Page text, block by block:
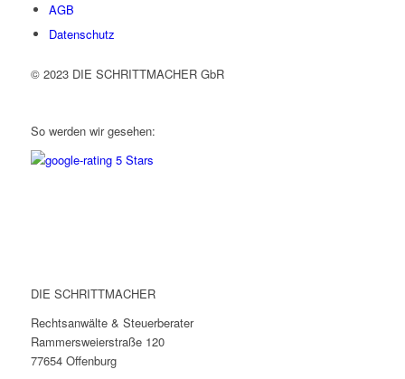
AGB
Datenschutz
© 2023 DIE SCHRITTMACHER GbR
So werden wir gesehen:
DIE SCHRITTMACHER
Rechtsanwälte & Steuerberater
Rammersweierstraße 120
77654 Offenburg